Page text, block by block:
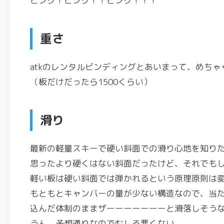
重さ
atkのレンタルビンディングとあいまって、めち
（板だけだったら1500くらい）
滑り
最新の軽量スキーで硬い斜面での滑り心地を知り
思ったより硬くはない斜面だったけど、それでも
軽い板は硬い斜面では弾かれるという原理原則は
もともとキャンバーの量が少ない構造なので、
込んだ体制のままザーーーーーーーと滑落しそう